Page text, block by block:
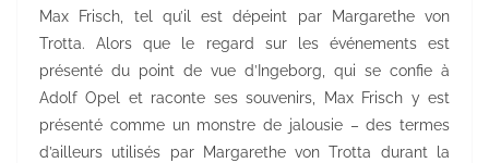
Max Frisch, tel qu’il est dépeint par Margarethe von
Trotta. Alors que le regard sur les événements est
présenté du point de vue d’Ingeborg, qui se confie à
Adolf Opel et raconte ses souvenirs, Max Frisch y est
présenté comme un monstre de jalousie – des termes
d’ailleurs utilisés par Margarethe von Trotta durant la